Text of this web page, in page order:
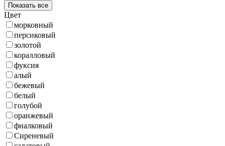
Показать все
Цвет
морковный
персиковый
золотой
коралловый
фуксия
алый
бежевый
белый
голубой
оранжевый
фиалковый
Сиреневый